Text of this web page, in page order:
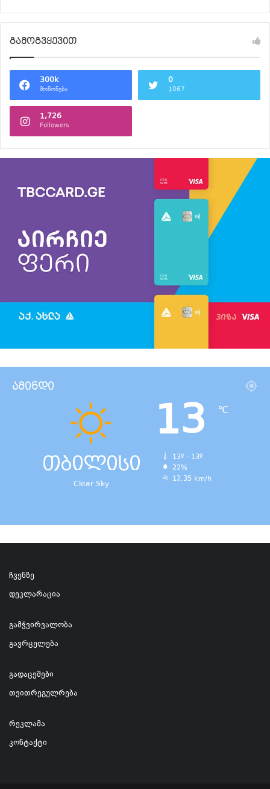
გამოგვყევით
300k
მოწონება
0
1067
1,726
Followers
ამინდი
თბილისი
Clear Sky
13 ℃
13º - 13º
22%
12.35 km/h
ჩვენზე
დეკლარაცია
გამჭვირვალობა
გავრცელება
გადაცემები
თვითრეგულრება
რეკლამა
კონტაქტი